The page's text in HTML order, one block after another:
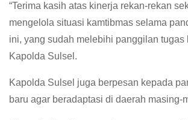
“Terima kasih atas kinerja rekan-rekan
mengelola situasi kamtibmas selama
ini, yang sudah melebihi panggilan tugas
Kapolda Sulsel.
Kapolda Sulsel juga berpesan kepada
baru agar beradaptasi di daerah masing-